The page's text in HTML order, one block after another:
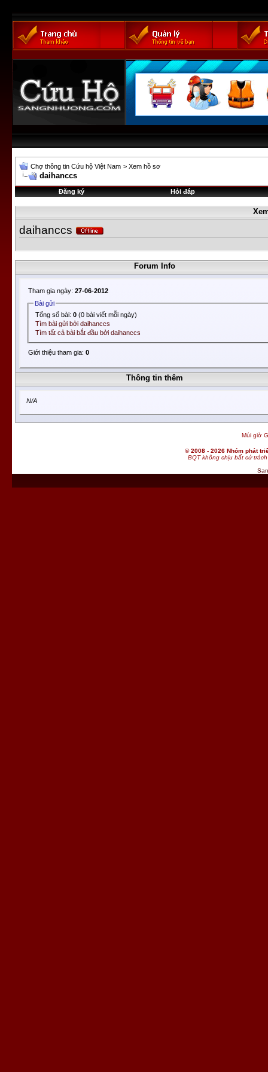
Chợ thông tin Cứu hộ Việt Nam > Xem hồ sơ
daihanccs
Đăng ký Hỏi đáp
daihanccs
Forum Info
Tham gia ngày: 27-06-2012
Bài gửi
Tổng số bài:0 (0 bài viết mỗi ngày)
Tìm bài gửi bởi daihanccs
Tìm tất cả bài bắt đầu bởi daihanccs
Giới thiệu tham gia: 0
Thông tin thêm
N/A
Múi giờ
© 2008 - 2026 Nhóm phát
BQT không chịu bất cứ